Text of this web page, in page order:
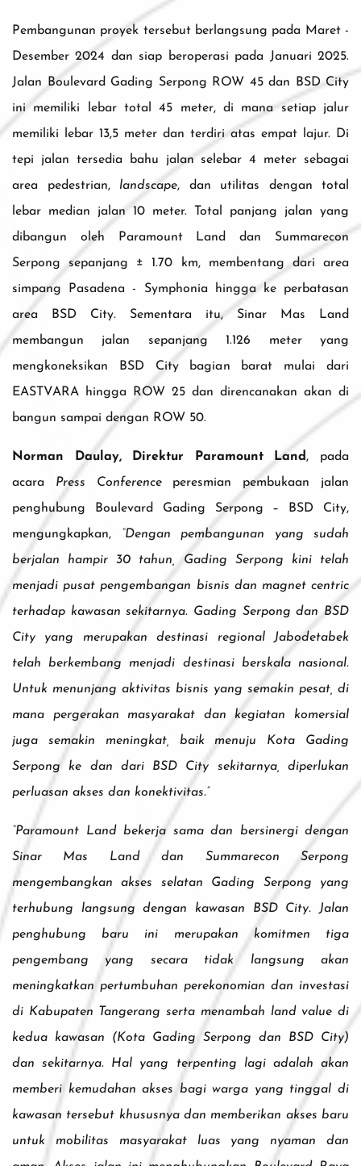
Pembangunan proyek tersebut berlangsung pada Maret -
Desember 2024 dan siap beroperasi pada Januari 2025.
Jalan Boulevard Gading Serpong ROW 45 dan BSD City
ini memiliki lebar total 45 meter, di mana setiap jalur
memiliki lebar 13,5 meter dan terdiri atas empat lajur. Di
tepi jalan tersedia bahu jalan selebar 4 meter sebagai
area pedestrian, landscape, dan utilitas dengan total
lebar median jalan 10 meter. Total panjang jalan yang
dibangun oleh Paramount Land dan Summarecon
Serpong sepanjang ± 1.70 km, membentang dari area
simpang Pasadena - Symphonia hingga ke perbatasan
area BSD City. Sementara itu, Sinar Mas Land
membangun jalan sepanjang 1.126 meter yang
mengkoneksikan BSD City bagian barat mulai dari
EASTVARA hingga ROW 25 dan direncanakan akan di
bangun sampai dengan ROW 50.
Norman Daulay, Direktur Paramount Land, pada
acara Press Conferenceperesmian pembukaan jalan
penghubung Boulevard Gading Serpong – BSD City,
mengungkapkan,
“Dengan pembangunan yang sudah
berjalan hampir 30 tahun, Gading Serpong kini telah
menjadi pusat pengembangan bisnis dan magnet centric
terhadap kawasan sekitarnya. Gading Serpong dan BSD
City yang merupakan destinasi regional Jabodetabek
telah berkembang menjadi destinasi berskala nasional.
Untuk menunjang aktivitas bisnis yang semakin pesat, di
mana pergerakan masyarakat dan kegiatan komersial
juga semakin meningkat, baik menuju Kota Gading
Serpong ke dan dari BSD City sekitarnya, diperlukan
perluasan akses dan konektivitas.”
“Paramount Land bekerja sama dan bersinergi dengan
Sinar Mas Land dan Summarecon Serpong
mengembangkan akses selatan Gading Serpong yang
terhubung langsung dengan kawasan BSD City. Jalan
penghubung baru ini merupakan komitmen tiga
pengembang yang secara tidak langsung akan
meningkatkan pertumbuhan perekonomian dan investasi
di Kabupaten Tangerang serta menambah land value di
kedua kawasan (Kota Gading Serpong dan BSD City)
dan sekitarnya. Hal yang terpenting lagi adalah akan
memberi kemudahan akses bagi warga yang tinggal di
kawasan tersebut khususnya dan memberikan akses baru
untuk mobilitas masyarakat luas yang nyaman dan